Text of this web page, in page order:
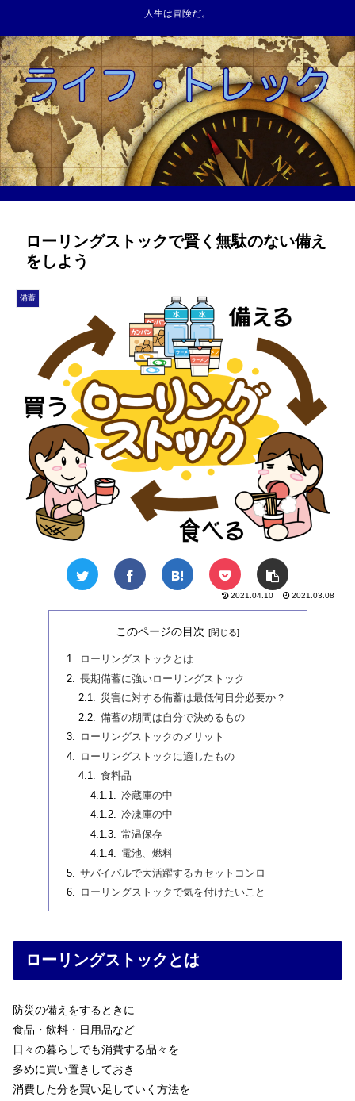
人生は冒険だ。
ローリングストックで賢く無駄のない備え
をしよう
備蓄
2021.04.10 2021.03.08
このページの目次
ローリングストックとは
長期備蓄に強いローリングストック
災害に対する備蓄は最低何日分必要か？
備蓄の期間は自分で決めるもの
ローリングストックのメリット
ローリングストックに適したもの
食料品
冷蔵庫の中
冷凍庫の中
常温保存
電池、燃料
サバイバルで大活躍するカセットコンロ
ローリングストックで気を付けたいこと
ローリングストックとは
防災の備えをするときに
食品・飲料・日用品など
日々の暮らしでも消費する品々を
多めに買い置きしておき
消費した分を買い足していく方法を